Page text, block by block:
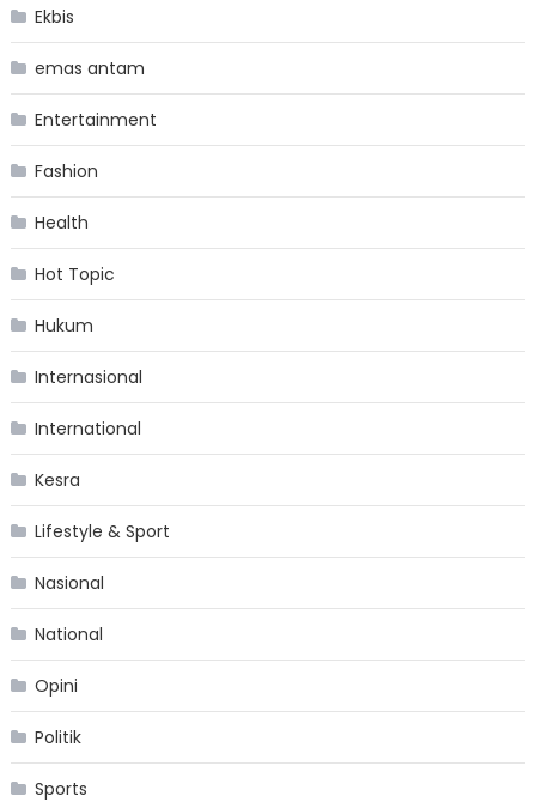
Ekbis
emas antam
Entertainment
Fashion
Health
Hot Topic
Hukum
Internasional
International
Kesra
Lifestyle & Sport
Nasional
National
Opini
Politik
Sports